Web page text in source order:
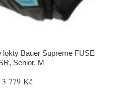
lokty Bauer Supreme FUSE
Senior, M
3 779 Kč